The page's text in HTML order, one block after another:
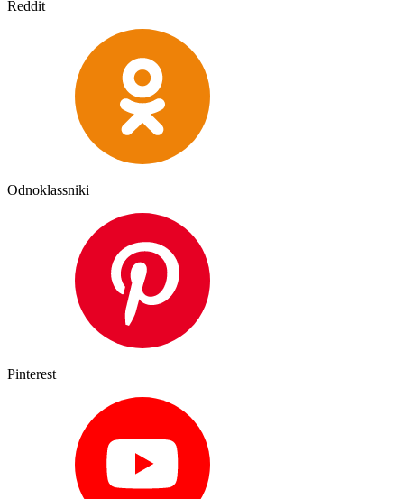
Reddit
Odnoklassniki
Pinterest